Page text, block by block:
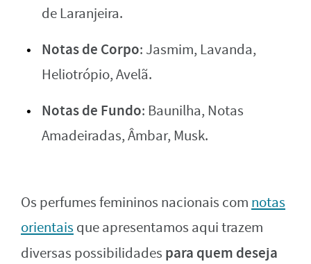
de Laranjeira.
Notas de Corpo: Jasmim, Lavanda,
Heliotrópio, Avelã.
Notas de Fundo: Baunilha, Notas
Amadeiradas, Âmbar, Musk.
Os perfumes femininos nacionais com notas
orientais que apresentamos aqui trazem
diversas possibilidades para quem deseja